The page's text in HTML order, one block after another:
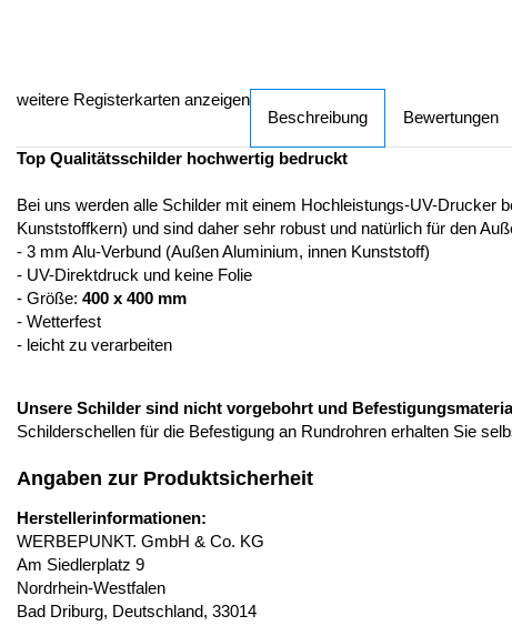
weitere Registerkarten anzeigen
Beschreibung
Bewertungen
Top Qualitätsschilder hochwertig bedruckt
Bei uns werden alle Schilder mit einem Hochleistungs-UV-Drucker
Kunststoffkern) und sind daher sehr robust und natürlich für den
- 3 mm Alu-Verbund (Außen Aluminium, innen Kunststoff)
- UV-Direktdruck und keine Folie
- Größe: 400 x 400 mm
- Wetterfest
- leicht zu verarbeiten
Unsere Schilder sind nicht vorgebohrt und
Schilderschellen für die Befestigung an Rundrohren erhalten Sie
Angaben zur Produktsicherheit
Herstellerinformationen:
WERBEPUNKT. GmbH & Co. KG
Am Siedlerplatz 9
Nordrhein-Westfalen
Bad Driburg, Deutschland, 33014